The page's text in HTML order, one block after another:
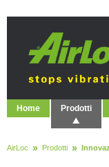
Home Prodotti
AirLoc Prodotti